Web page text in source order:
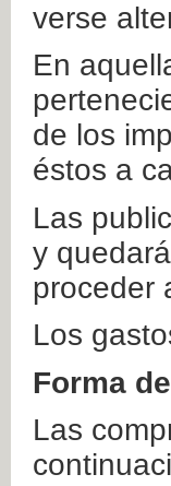
verse
En
de los
éstos a
Las
y
proceder
Los
Forma
Las